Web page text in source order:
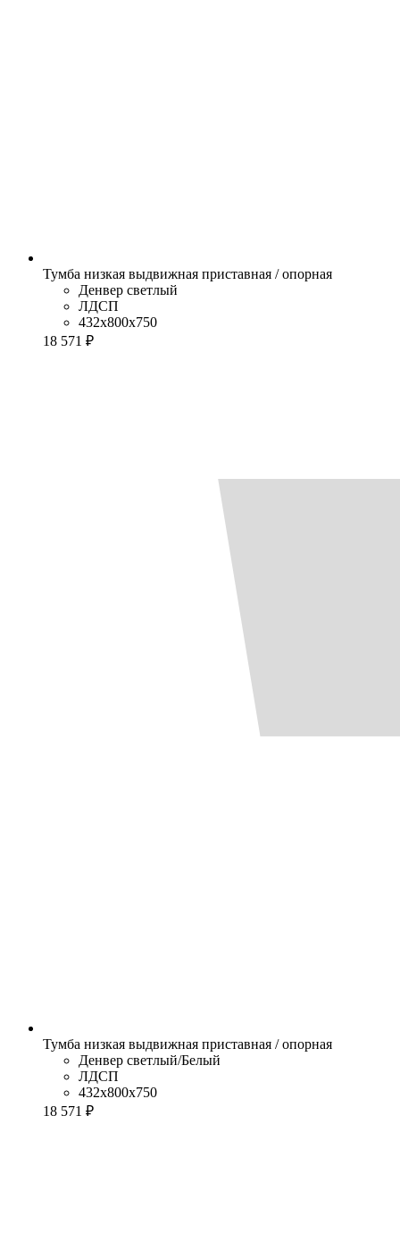
Тумба низкая выдвижная приставная / опорная
Денвер светлый
ЛДСП
432x800x750
18 571 ₽
Тумба низкая выдвижная приставная / опорная
Денвер светлый/Белый
ЛДСП
432x800x750
18 571 ₽